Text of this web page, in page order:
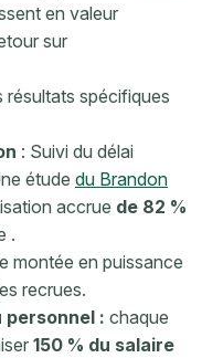
en valeur
sur
résultats spécifiques
: Suivi du délai
étude du Brandon
accrue de 82 %
.
montée en puissance
recrues.
personnel : chaque
150 % du salaire